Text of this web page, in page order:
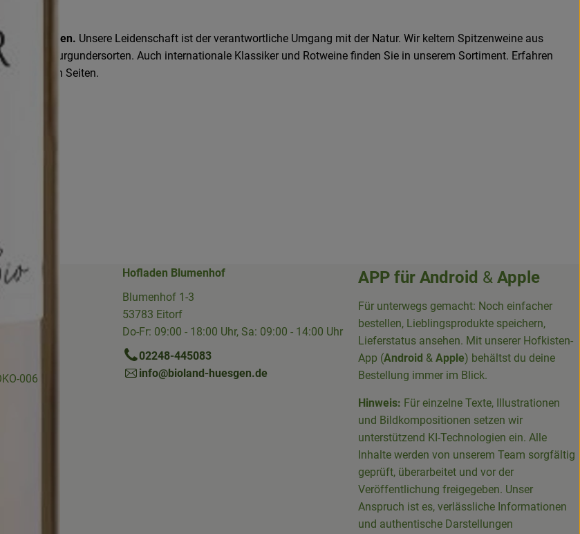
Rheinhessen. Unsere Leidenschaft ist der verantwortliche Umgang mit der Natur. Wir keltern Spitzenweine aus
und die Burgundersorten. Auch internationale Klassiker und Rotweine finden Sie in unserem Sortiment. Erfahren
folgenden Seiten.
006
www.instagram.com/die.hofkiste/
zu https://www.facebook.com/p/Die-Hofkiste-Rhein-Sieg-Kreis-100094715007395/
Hofladen Blumenhof
Blumenhof 1-3
53783 Eitorf
Do-Fr: 09:00 - 18:00 Uhr, Sa: 09:00 - 14:00 Uhr
02248-445083
info@bioland-huesgen.de
APP für Android & Apple
Für unterwegs gemacht: Noch einfacher
bestellen, Lieblingsprodukte speichern,
Lieferstatus ansehen. Mit unserer Hofkisten-
App (Android & Apple) behältst du deine
Bestellung immer im Blick.
Hinweis: Für einzelne Texte, Illustrationen
und Bildkompositionen setzen wir
unterstützend KI-Technologien ein. Alle
Inhalte werden von unserem Team sorgfältig
geprüft, überarbeitet und vor der
Veröffentlichung freigegeben. Unser
Anspruch ist es, verlässliche Informationen
und authentische Darstellungen